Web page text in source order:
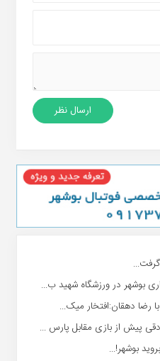
بوشهر در ورزشگاه شهید ب...
رضا دهقان:افتخار میک...
پیش از بازی مقابل پارس ...
بوشهر!...